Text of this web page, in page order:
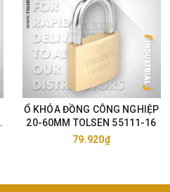
Ổ KHÓA ĐỒNG CÔNG NGHIỆP
20-60MM TOLSEN 55111-16
79.920₫